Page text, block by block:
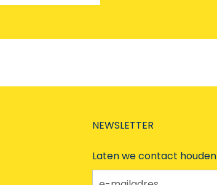
NEWSLETTER
Laten we contact houden
e-mailadres